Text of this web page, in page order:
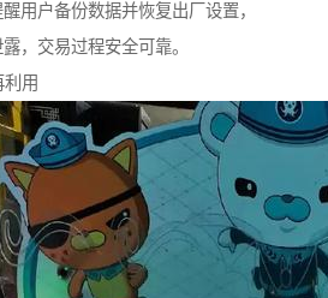
用户备份数据并恢复出厂设置，
，交易过程安全可靠。
用